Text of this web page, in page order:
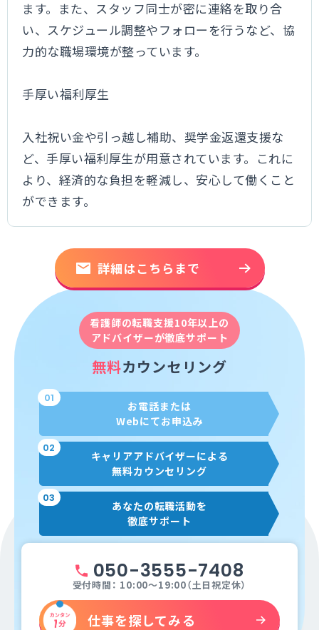
ます。また、スタッフ同士が密に連絡を取り合
い、スケジュール調整やフォローを行うなど、協
力的な職場環境が整っています。
手厚い福利厚生
入社祝い金や引っ越し補助、奨学金返還支援な
ど、手厚い福利厚生が用意されています。これに
より、経済的な負担を軽減し、安心して働くこと
ができます。
詳細はこちらまで
看護師の転職支援10年以上の
アドバイザーが徹底サポート
無料カウンセリング
01
お電話または
Webにてお申込み
02
キャリアアドバイザーによる
無料カウンセリング
03
あなたの転職活動を
徹底サポート
050-3555-7408
受付時間： 10:00～19:00（土日祝定休）
仕事を探してみる